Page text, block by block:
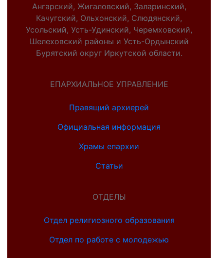
Ангарский, Жигаловский, Заларинский,
Качугский, Ольхонский, Слюдянский,
Усольский, Усть-Удинский, Черемховский,
Шелеховский районы и Усть-Ордынский
Бурятский округ Иркутской области.
ЕПАРХИАЛЬНОЕ УПРАВЛЕНИЕ
Правящий архиерей
Официальная информация
Храмы епархии
Статьи
ОТДЕЛЫ
Отдел религиозного образования
Отдел по работе с молодежью